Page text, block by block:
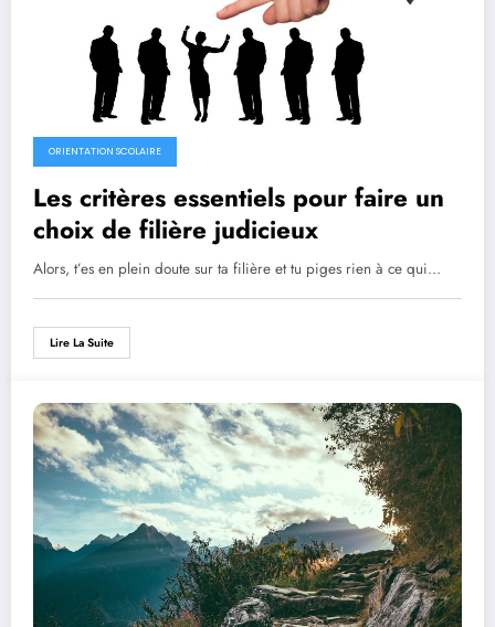
ORIENTATION SCOLAIRE
Les critères essentiels pour faire un
choix de filière judicieux
Alors, t’es en plein doute sur ta filière et tu piges rien à ce qui…
Lire La Suite